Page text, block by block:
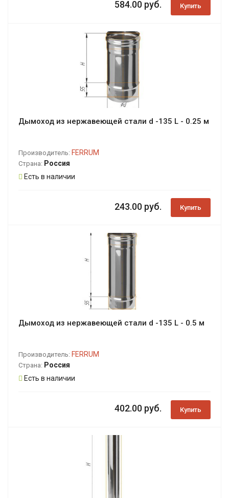
584.00 руб. Купить
Дымоход из нержавеющей стали d -135 L - 0.25 м
Производитель: FERRUM
Страна: Россия
Есть в наличии
243.00 руб. Купить
Дымоход из нержавеющей стали d -135 L - 0.5 м
Производитель: FERRUM
Страна: Россия
Есть в наличии
402.00 руб. Купить